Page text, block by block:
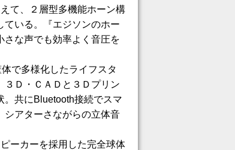
て、２層型多機能ホーン構
ている。『エジソンのホー
さな声でも効率よく音圧を
で多様化したライフスタ
３Ｄ・ＣＡＤと３Ｄプリン
。共にBluetooth接続でスマ
シアターさながらの立体音
ーカーを採用した完全球体